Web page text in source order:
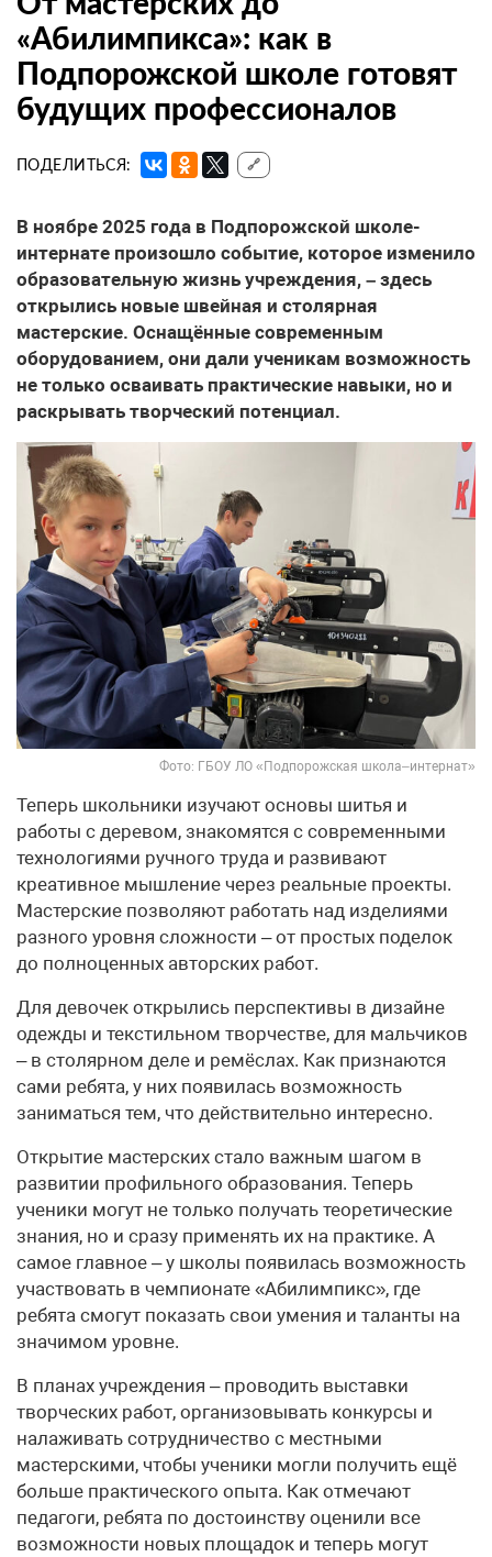
«Абилимпикса»: как в
Подпорожской школе готовят
будущих профессионалов
ПОДЕЛИТЬСЯ: 🔗
В ноябре 2025 года в Подпорожской школе-
интернате произошло событие, которое изменило
образовательную жизнь учреждения, – здесь
открылись новые швейная и столярная
мастерские. Оснащённые современным
оборудованием, они дали ученикам возможность
не только осваивать практические навыки, но и
раскрывать творческий потенциал.
Фото: ГБОУ ЛО «Подпорожская школа–интернат»
Теперь школьники изучают основы шитья и
работы с деревом, знакомятся с современными
технологиями ручного труда и развивают
креативное мышление через реальные проекты.
Мастерские позволяют работать над изделиями
разного уровня сложности – от простых поделок
до полноценных авторских работ.
Для девочек открылись перспективы в дизайне
одежды и текстильном творчестве, для мальчиков
– в столярном деле и ремёслах. Как признаются
сами ребята, у них появилась возможность
заниматься тем, что действительно интересно.
Открытие мастерских стало важным шагом в
развитии профильного образования. Теперь
ученики могут не только получать теоретические
знания, но и сразу применять их на практике. А
самое главное – у школы появилась возможность
участвовать в чемпионате «Абилимпикс», где
ребята смогут показать свои умения и таланты на
значимом уровне.
В планах учреждения – проводить выставки
творческих работ, организовывать конкурсы и
налаживать сотрудничество с местными
мастерскими, чтобы ученики могли получить ещё
больше практического опыта. Как отмечают
педагоги, ребята по достоинству оценили все
возможности новых площадок и теперь могут